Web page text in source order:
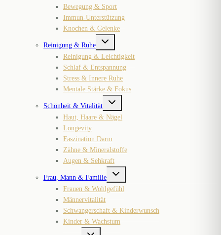
Bewegung & Sport
Immun-Unterstützung
Knochen & Gelenke
Reinigung & Ruhe
Untermenü
Reinigung & Leichtigkeit
Schlaf & Entspannung
Stress & Innere Ruhe
Mentale Stärke & Fokus
Schönheit & Vitalität
Untermenü
Haut, Haare & Nägel
Longevity
Faszination Darm
Zähne & Mineralstoffe
Augen & Sehkraft
Frau, Mann & Familie
Untermenü
Frauen & Wohlgefühl
Männervitalität
Schwangerschaft & Kinderwunsch
Kinder & Wachstum
Untermenü